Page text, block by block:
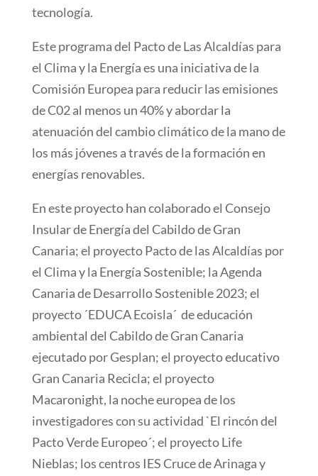
tecnología.
Este programa del Pacto de Las Alcaldías para
el Clima y la Energía es una iniciativa de la
Comisión Europea para reducir las emisiones
de C02 al menos un 40% y abordar la
atenuación del cambio climático de la mano de
los más jóvenes a través de la formación en
energías renovables.
En este proyecto han colaborado el Consejo
Insular de Energía del Cabildo de Gran
Canaria; el proyecto Pacto de las Alcaldías por
el Clima y la Energía Sostenible; la Agenda
Canaria de Desarrollo Sostenible 2023; el
proyecto ´EDUCA Ecoisla´ de educación
ambiental del Cabildo de Gran Canaria
ejecutado por Gesplan; el proyecto educativo
Gran Canaria Recicla; el proyecto
Macaronight, la noche europea de los
investigadores con su actividad `El rincón del
Pacto Verde Europeo´; el proyecto Life
Nieblas; los centros IES Cruce de Arinaga y